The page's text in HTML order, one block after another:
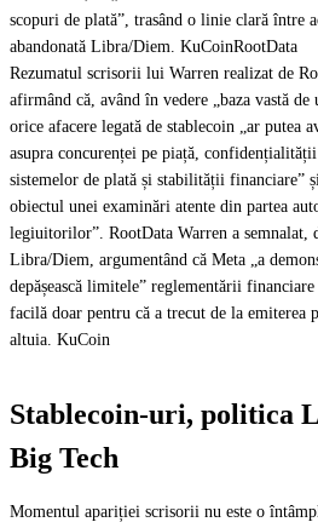
scopuri de plată”, trasând o linie clară între
abandonată Libra/Diem. KuCoinRootData
Rezumatul scrisorii lui Warren realizat de
afirmând că, având în vedere „baza vastă
orice afacere legată de stablecoin „ar putea
asupra concurenței pe piață,
sistemelor de plată și stabilității financiare”
obiectul unei examinări atente din partea
legiuitorilor”. RootData Warren a semnalat,
Libra/Diem, argumentând că Meta „a
depășească limitele” reglementării
facilă doar pentru că a trecut de la emiterea
altuia. KuCoin
Stablecoin-uri, politica
Big Tech
Momentul apariției scrisorii nu este o